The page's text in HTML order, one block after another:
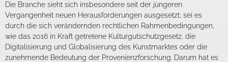
Die Branche sieht sich insbesondere seit der jüngeren
Vergangenheit neuen Herausforderungen ausgesetzt, sei es
durch die sich verändernden rechtlichen Rahmenbedingungen,
wie das 2016 in Kraft getretene Kulturgutschutzgesetz, die
Digitalisierung und Globalisierung des Kunstmarktes oder die
zunehmende Bedeutung der Provenienzforschung. Darum hat es